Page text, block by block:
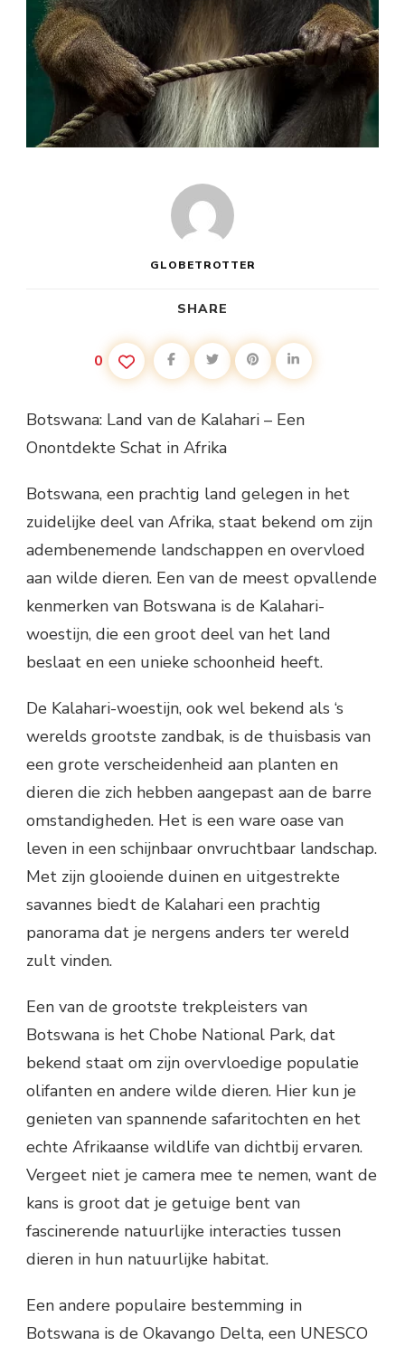
GLOBETROTTER
SHARE
0
Botswana: Land van de Kalahari – Een
Onontdekte Schat in Afrika
Botswana, een prachtig land gelegen in het
zuidelijke deel van Afrika, staat bekend om zijn
adembenemende landschappen en overvloed
aan wilde dieren. Een van de meest opvallende
kenmerken van Botswana is de Kalahari-
woestijn, die een groot deel van het land
beslaat en een unieke schoonheid heeft.
De Kalahari-woestijn, ook wel bekend als ‘s
werelds grootste zandbak, is de thuisbasis van
een grote verscheidenheid aan planten en
dieren die zich hebben aangepast aan de barre
omstandigheden. Het is een ware oase van
leven in een schijnbaar onvruchtbaar landschap.
Met zijn glooiende duinen en uitgestrekte
savannes biedt de Kalahari een prachtig
panorama dat je nergens anders ter wereld
zult vinden.
Een van de grootste trekpleisters van
Botswana is het Chobe National Park, dat
bekend staat om zijn overvloedige populatie
olifanten en andere wilde dieren. Hier kun je
genieten van spannende safaritochten en het
echte Afrikaanse wildlife van dichtbij ervaren.
Vergeet niet je camera mee te nemen, want de
kans is groot dat je getuige bent van
fascinerende natuurlijke interacties tussen
dieren in hun natuurlijke habitat.
Een andere populaire bestemming in
Botswana is de Okavango Delta, een UNESCO